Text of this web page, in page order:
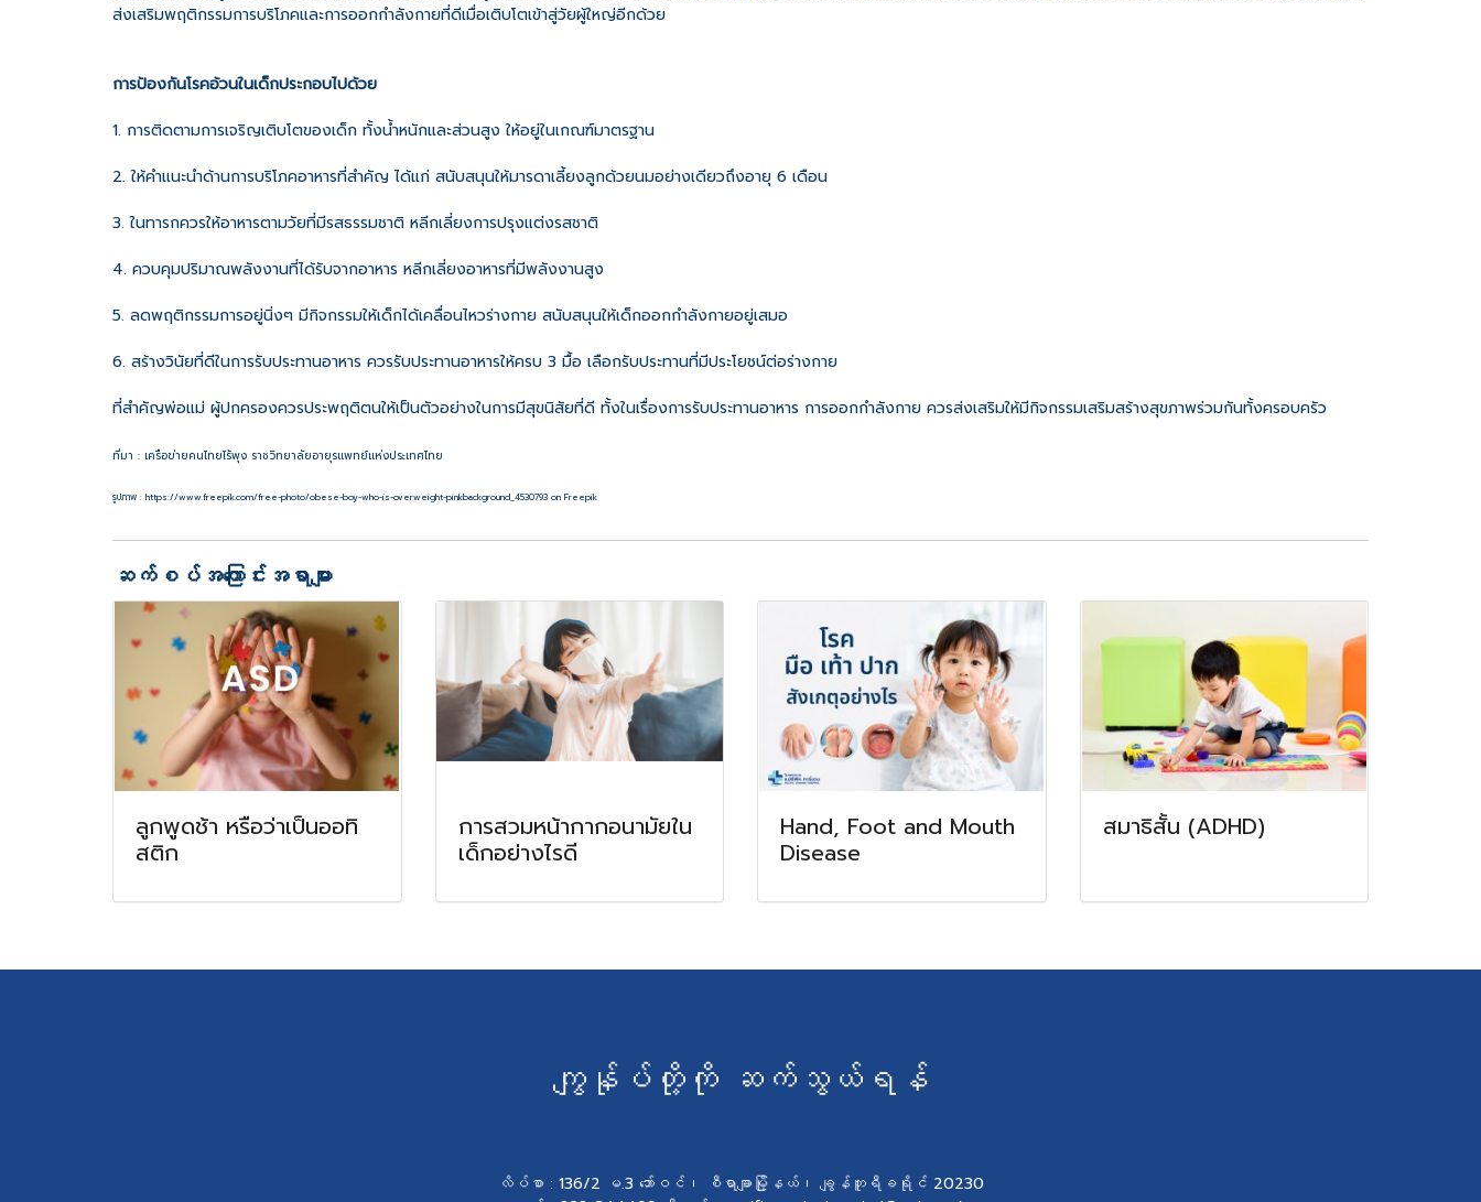
ส่งเสริมพฤติกรรมการบริโภคและการออกกำลังกายที่ดีเมื่อเติบโตเข้าสู่วัยผู้ใหญ่อีกด้วย
การป้องกันโรคอ้วนในเด็กประกอบไปด้วย
1. การติดตามการเจริญเติบโตของเด็ก ทั้งน้ำหนักและส่วนสูง ให้อยู่ในเกณฑ์มาตรฐาน
2. ให้คำแนะนำด้านการบริโภคอาหารที่สำคัญ ได้แก่ สนับสนุนให้มารดาเลี้ยงลูกด้วยนมอย่างเดียวถึงอายุ 6 เดือน
3. ในทารกควรให้อาหารตามวัยที่มีรสธรรมชาติ หลีกเลี่ยงการปรุงแต่งรสชาติ
4. ควบคุมปริมาณพลังงานที่ได้รับจากอาหาร หลีกเลี่ยงอาหารที่มีพลังงานสูง
5. ลดพฤติกรรมการอยู่นิ่งๆ มีกิจกรรมให้เด็กได้เคลื่อนไหวร่างกาย สนับสนุนให้เด็กออกกำลังกายอยู่เสมอ
6. สร้างวินัยที่ดีในการรับประทานอาหาร ควรรับประทานอาหารให้ครบ 3 มื้อ เลือกรับประทานที่มีประโยชน์ต่อร่างกาย
ที่สำคัญพ่อแม่ ผู้ปกครองควรประพฤติตนให้เป็นตัวอย่างในการมีสุขนิสัยที่ดี ทั้งในเรื่องการรับประทานอาหาร การออกกำลังกาย ควรส่งเสริมให้มีกิจกรรมเสริมสร้างสุขภาพร่วมกันทั้งครอบครัว
ที่มา : เครือข่ายคนไทยไร้พุง ราชวิทยาลัยอายุรแพทย์แห่งประเทศไทย
รูปภาพ : https://www.freepik.com/free-photo/obese-boy-who-is-overweight-pinkbackground_4530793 on Freepik
ဆက်စပ်အကြောင်းအရာများ
ลูกพูดช้า หรือว่าเป็นออทิ
สติก
การสวมหน้ากากอนามัยใน
เด็กอย่างไรดี
Hand, Foot and Mouth
Disease
สมาธิสั้น (ADHD)
ကျွန်ုပ်တို့ကို ဆက်သွယ်ရန်
လိပ်စာ : 136/2 မ.3 ဘော်ဝင်၊ စီရာချာမြို့နယ်၊ ချွန်ဘူရီခရိုင် 20230